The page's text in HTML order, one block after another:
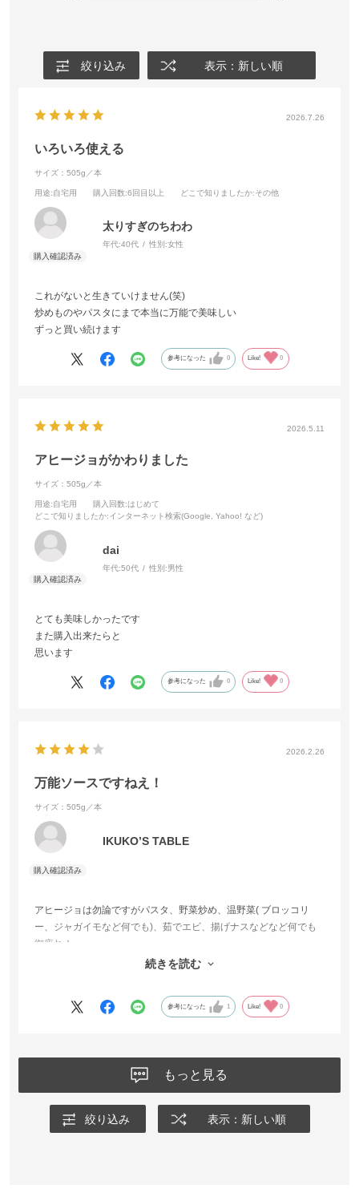
絞り込み 表示：新しい順
2026.7.26
いろいろ使える
サイズ：505g／本
用途:自宅用 購入回数:6回目以上 どこで知りましたか:その他
太りすぎのちわわ
年代:40代 性別:女性
これがないと生きていけません(笑)
炒めものやパスタにまで本当に万能で美味しい
ずっと買い続けます
参考になった 0 Like! 0
2026.5.11
アヒージョがかわりました
サイズ：505g／本
用途:自宅用 購入回数:はじめて
どこで知りましたか:インターネット検索(Google, Yahoo! など)
dai
年代:50代 性別:男性
とても美味しかったです
また購入出来たらと
思います
参考になった 0 Like! 0
2026.2.26
万能ソースですねえ！
サイズ：505g／本
IKUKO’S TABLE
アヒージョは勿論ですがパスタ、野菜炒め、温野菜( ブロッコリ
ー、ジャガイモなど何でも)、茹でエビ、揚げナスなどなど何でも
御座れ！
そのままかけたり下味としても欠かせません。
続きを読む
参考になった 1 Like! 0
もっと見る
絞り込み 表示：新しい順